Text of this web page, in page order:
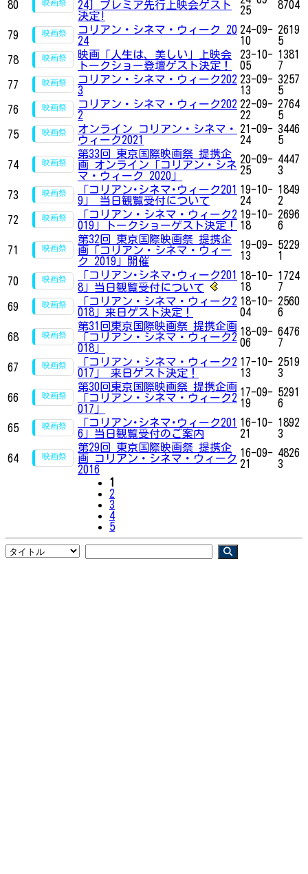
80
24] プレミア先行上映会ゲスト
決定!
25
8704
79
コリアン・シネマ・ウィーク 20
24
24-09-
10
2619
5
78
映画「人生は、美しい」上映会
トークショー登壇ゲスト決定！
23-10-
05
1381
7
77
コリアン・シネマ・ウィーク202
3
23-09-
13
3257
5
76
コリアン・シネマ・ウィーク202
2
22-09-
22
2764
5
75
オンライン コリアン・シネマ・
ウィーク2021
21-09-
24
3446
5
74
第33回 東京国際映画祭 提携企
画 オンライン「コリアン・シネ
マ・ウィーク 2020」
20-09-
25
4447
3
73
「コリアン･シネマ･ウィーク201
9」 当日観覧受付について
19-10-
24
1849
2
72
「コリアン・シネマ・ウィーク2
019」トークショーゲスト決定！
19-10-
18
2696
6
71
第32回 東京国際映画祭 提携企
画「コリアン・シネマ・ウィー
ク 2019」開催
19-09-
13
5229
1
70
「コリアン･シネマ･ウィーク201
8」当日観覧受付について
18-10-
18
1724
7
69
「コリアン・シネマ・ウィーク2
018」来日ゲスト決定！
18-10-
04
2560
6
68
第31回東京国際映画祭 提携企画
「コリアン・シネマ・ウィーク2
018」
18-09-
06
6476
7
67
「コリアン・シネマ・ウィーク2
017」 来日ゲスト決定！
17-10-
13
2519
3
66
第30回東京国際映画祭 提携企画
「コリアン・シネマ・ウィーク2
017」
17-09-
19
5291
6
65
「コリアン･シネマ･ウィーク201
6」当日観覧受付のご案内
16-10-
21
1892
3
64
第29回 東京国際映画祭 提携企
画 コリアン・シネマ・ウィーク
2016
16-09-
21
4826
3
1
2
3
4
5